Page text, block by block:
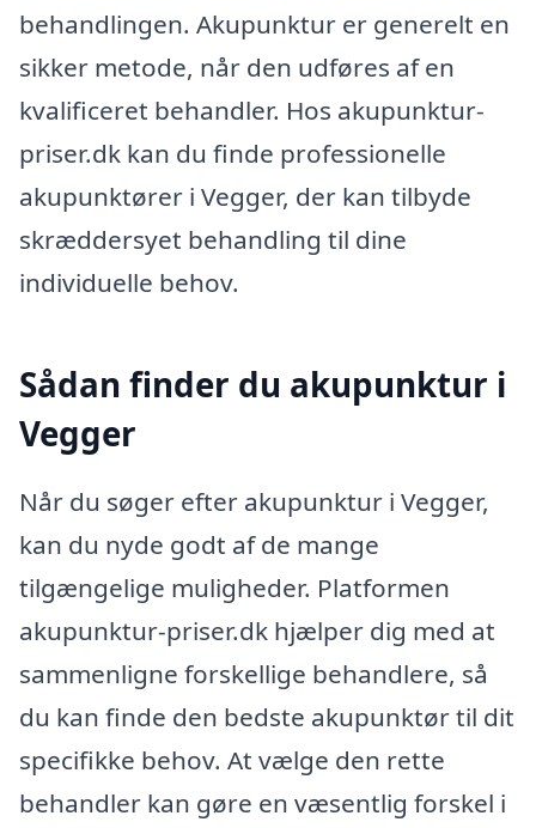
behandlingen. Akupunktur er generelt en
sikker metode, når den udføres af en
kvalificeret behandler. Hos akupunktur-
priser.dk kan du finde professionelle
akupunktører i Vegger, der kan tilbyde
skræddersyet behandling til dine
individuelle behov.
Sådan finder du akupunktur i
Vegger
Når du søger efter akupunktur i Vegger,
kan du nyde godt af de mange
tilgængelige muligheder. Platformen
akupunktur-priser.dk hjælper dig med at
sammenligne forskellige behandlere, så
du kan finde den bedste akupunktør til dit
specifikke behov. At vælge den rette
behandler kan gøre en væsentlig forskel i